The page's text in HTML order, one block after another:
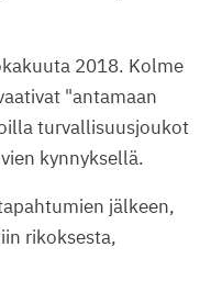
2018. Kolme
"antamaan
turvallisuusjoukot
kynnyksellä.
jälkeen,
rikoksesta,